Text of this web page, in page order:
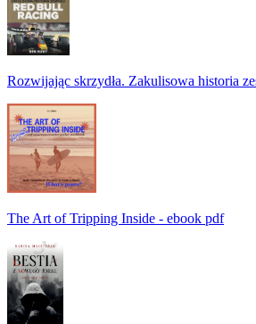
Rozwijając skrzydła. Zakulisowa historia
The Art of Tripping Inside - ebook pdf